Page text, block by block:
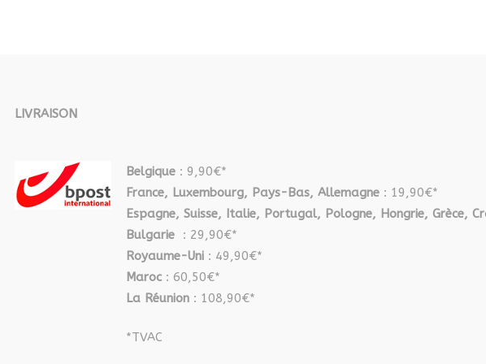
LIVRAISON
Belgique : 9,90€*
France, Luxembourg, Pays-Bas, Allemagne : 19,90€*
Espagne, Suisse, Italie, Portugal, Pologne, Hongrie, Grèce,
Bulgarie
: 29,90€*
Royaume-Uni : 49,90€*
Maroc : 60,50€*
La Réunion : 108,90€*
*TVAC